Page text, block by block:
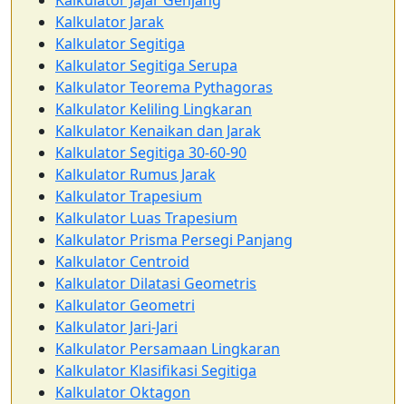
Kalkulator Jarak
Kalkulator Segitiga
Kalkulator Segitiga Serupa
Kalkulator Teorema Pythagoras
Kalkulator Keliling Lingkaran
Kalkulator Kenaikan dan Jarak
Kalkulator Segitiga 30-60-90
Kalkulator Rumus Jarak
Kalkulator Trapesium
Kalkulator Luas Trapesium
Kalkulator Prisma Persegi Panjang
Kalkulator Centroid
Kalkulator Dilatasi Geometris
Kalkulator Geometri
Kalkulator Jari-Jari
Kalkulator Persamaan Lingkaran
Kalkulator Klasifikasi Segitiga
Kalkulator Oktagon